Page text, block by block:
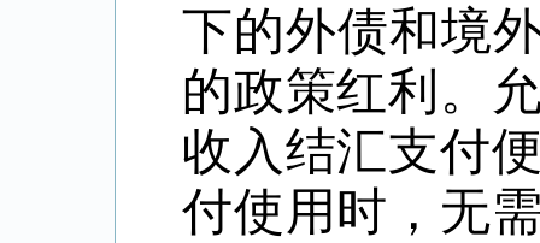
下的外债和境
的政策红利。
收入结汇支付
付使用时，无